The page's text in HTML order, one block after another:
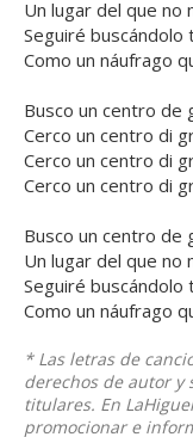
Un lugar del que no
Seguiré buscándolo
Como un náufrago
Busco un centro de
Cerco un centro di
Cerco un centro di
Cerco un centro di
Busco un centro de
Un lugar del que no
Seguiré buscándolo
Como un náufrago
* Las letras de
derechos de autor y
titulares. En
promocionar e